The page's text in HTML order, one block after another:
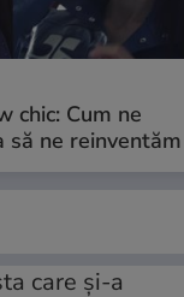
chic: Cum ne
să ne reinventăm